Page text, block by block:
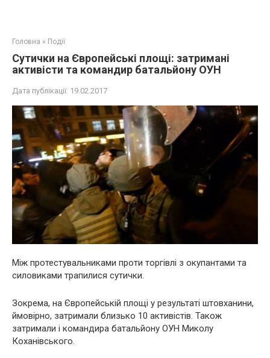
Головна » Події
Сутички на Європейські площі: затримані
активісти та командир батальйону ОУН
Дата публікації: 19.02.2017
Між протестувальниками проти торгівлі з окупантами та
силовиками трапилися сутички.
Зокрема, на Європейській площі у результаті штовханини,
ймовірно, затримали близько 10 активістів. Також
затримали і командира батальйону ОУН Миколу
Коханівського.